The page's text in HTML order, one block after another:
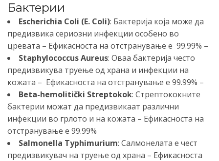
Бактерии
Escherichia Coli (E. Coli): Бактерија која може да
предизвика сериозни инфекции особено во
цревата – Ефикасноста на отстранување е 99.99% –
Staphylococcus Aureus: Оваа бактерија често
предизвикува труење од храна и инфекции на
кожата – Ефикасноста на отстранување е 99.99% –
Beta-hemolitički Streptokok: Стрептококните
бактерии можат да предизвикаат различни
инфекции во грлото и на кожата – Ефикасноста на
отстранување е 99.99%
Salmonella Typhimurium: Салмонелата е чест
предизвикувач на труење од храна – Ефикасноста